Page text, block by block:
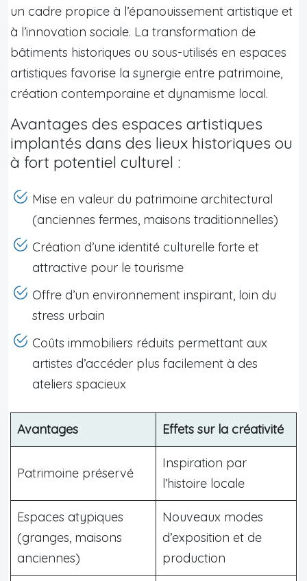
un cadre propice à l’épanouissement artistique et
à l’innovation sociale. La transformation de
bâtiments historiques ou sous-utilisés en espaces
artistiques favorise la synergie entre patrimoine,
création contemporaine et dynamisme local.
Avantages des espaces artistiques
implantés dans des lieux historiques ou
à fort potentiel culturel :
Mise en valeur du patrimoine architectural
(anciennes fermes, maisons traditionnelles)
Création d’une identité culturelle forte et
attractive pour le tourisme
Offre d’un environnement inspirant, loin du
stress urbain
Coûts immobiliers réduits permettant aux
artistes d’accéder plus facilement à des
ateliers spacieux
Avantages Effets sur la créativité
Patrimoine préservé
Inspiration par
l’histoire locale
Espaces atypiques
(granges, maisons
anciennes)
Nouveaux modes
d’exposition et de
production